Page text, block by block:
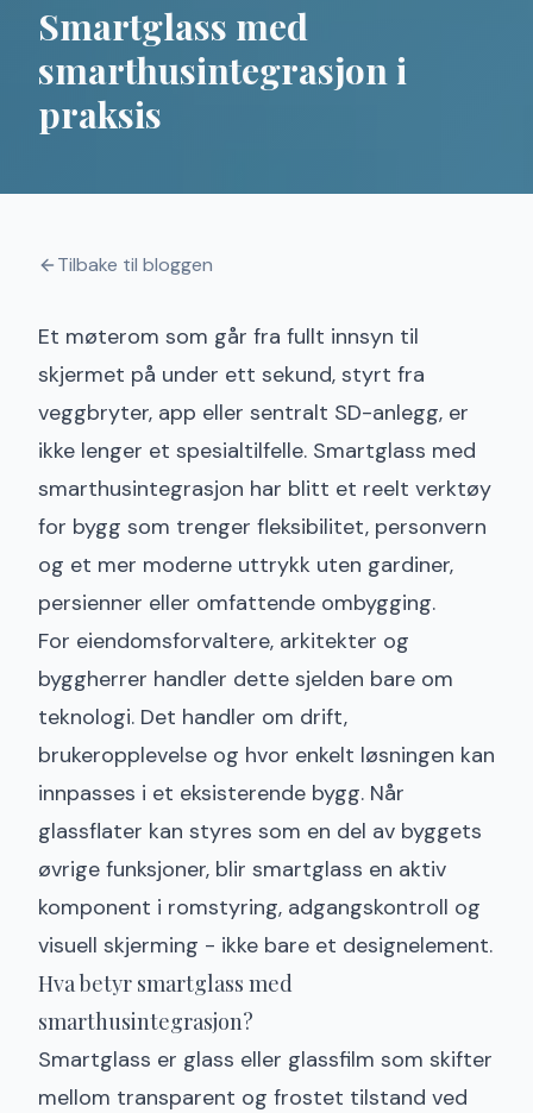
Smartglass med
smarthusintegrasjon i
praksis
Tilbake til bloggen
Et møterom som går fra fullt innsyn til
skjermet på under ett sekund, styrt fra
veggbryter, app eller sentralt SD-anlegg, er
ikke lenger et spesialtilfelle. Smartglass med
smarthusintegrasjon har blitt et reelt verktøy
for bygg som trenger fleksibilitet, personvern
og et mer moderne uttrykk uten gardiner,
persienner eller omfattende ombygging.
For eiendomsforvaltere, arkitekter og
byggherrer handler dette sjelden bare om
teknologi. Det handler om drift,
brukeropplevelse og hvor enkelt løsningen kan
innpasses i et eksisterende bygg. Når
glassflater kan styres som en del av byggets
øvrige funksjoner, blir smartglass en aktiv
komponent i romstyring, adgangskontroll og
visuell skjerming - ikke bare et designelement.
Hva betyr smartglass med
smarthusintegrasjon?
Smartglass er glass eller glassfilm som skifter
mellom transparent og frostet tilstand ved